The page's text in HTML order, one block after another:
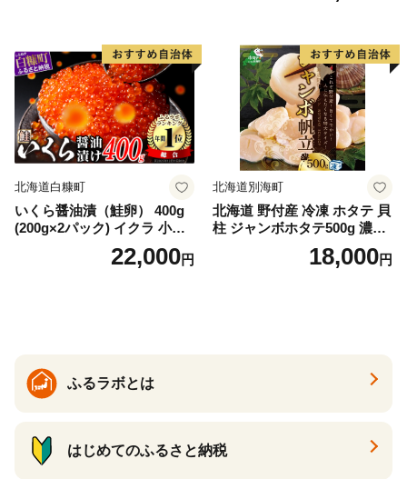
満足 美味しい 贈答 生食用 刺
身 お刺身 刺し身 魚介類 海鮮
冷凍 厚切り 薄切り ふるさと
納税 ふるさとチョイス チョ
イス 北海道 白糠町
北海道白糠町
いくら醤油漬（鮭卵） 400g
(200g×2パック) イクラ 小分
け いくら醤油漬 鮭いくら い
くら醤油漬け 鮭 鮭卵 ikura
22,000円
北海道別海町
北海道 野付産 冷凍 ホタテ 貝
柱 ジャンボホタテ500g 濃厚
な旨味と甘み （ほたて ホタ
テ 帆立 貝柱 ホタテ貝柱 大玉
18,000円
ふるラボとは
はじめてのふるさと納税